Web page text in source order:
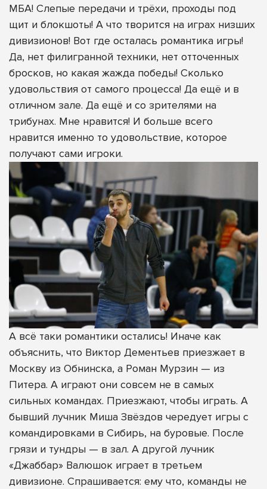
МБА! Слепые передачи и трёхи, проходы под
щит и блокшоты! А что творится на играх низших
дивизионов! Вот где осталась романтика игры!
Да, нет филигранной техники, нет отточенных
бросков, но какая жажда победы! Сколько
удовольствия от самого процесса! Да ещё и в
отличном зале. Да ещё и со зрителями на
трибунах. Мне нравится! И больше всего
нравится именно то удовольствие, которое
получают сами игроки.
А всё таки романтики остались! Иначе как
объяснить, что Виктор Дементьев приезжает в
Москву из Обнинска, а Роман Мурзин — из
Питера. А играют они совсем не в самых
сильных командах. Приезжают, чтобы играть. А
бывший лучник Миша Звёздов чередует игры с
командировками в Сибирь, на буровые. После
грязи и тундры — в зал. А другой лучник
«Джаббар» Валюшок играет в третьем
дивизионе. Спрашивается: ему что, команды не